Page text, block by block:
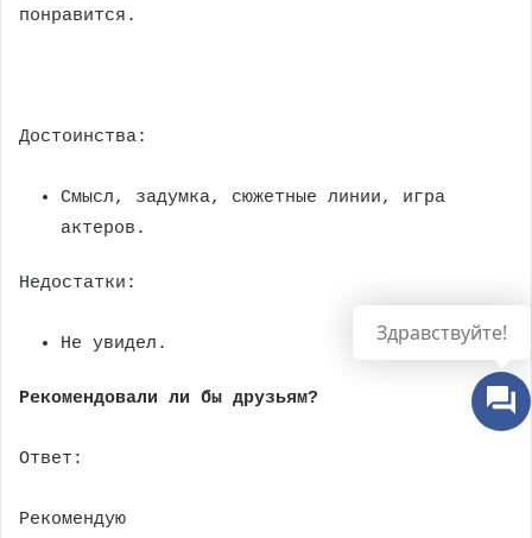
понравится.
Достоинства:
Смысл, задумка, сюжетные линии, игра
актеров.
Недостатки:
Не увидел.
Рекомендовали ли бы друзьям?
Ответ:
Рекомендую